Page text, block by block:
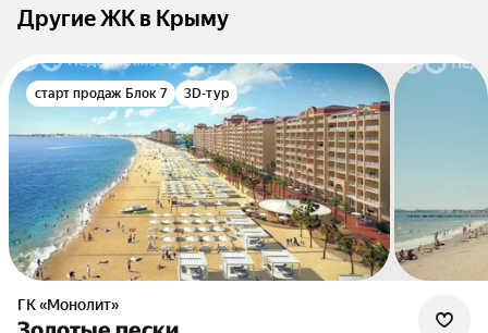
Другие ЖК в Крыму
старт продаж Блок 7 3D-тур
ГК «Монолит»